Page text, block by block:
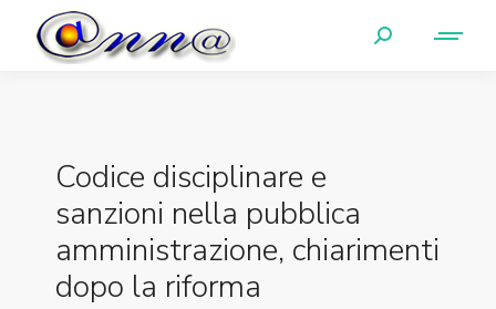
Codice disciplinare e
sanzioni nella pubblica
amministrazione, chiarimenti
dopo la riforma